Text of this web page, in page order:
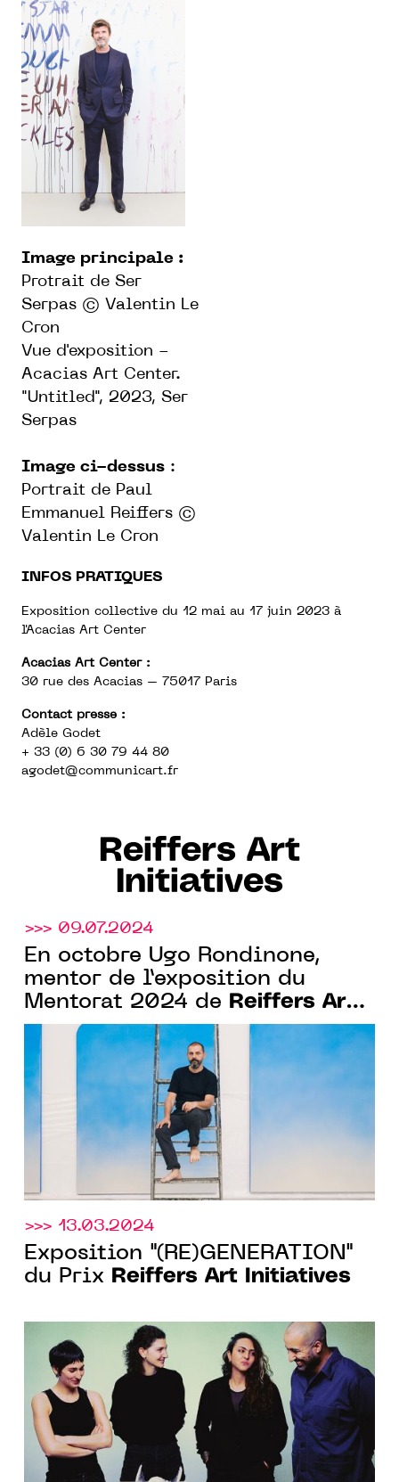
Image principale :
Protrait de Ser
Serpas © Valentin Le
Cron
Vue d'exposition -
Acacias Art Center.
"Untitled", 2023, Ser
Serpas
Image ci-dessus :
Portrait de Paul
Emmanuel Reiffers ©
Valentin Le Cron
INFOS PRATIQUES
Exposition collective du 12 mai au 17 juin 2023 à
l'Acacias Art Center
Acacias Art Center :
30 rue des Acacias – 75017 Paris
Contact presse :
Adèle Godet
+ 33 (0) 6 30 79 44 80
agodet@communicart.fr
Reiffers Art
Initiatives
>>> 09.07.2024
En octobre Ugo Rondinone,
mentor de l’exposition du
Mentorat 2024 de
Reiffers Art
Initiatives
>>> 13.03.2024
Exposition "(RE)GENERATION"
du Prix
Reiffers Art Initiatives